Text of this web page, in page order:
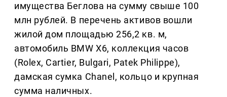
имущества Беглова на сумму свыше 100
млн рублей. В перечень активов вошли
жилой дом площадью 256,2 кв. м,
автомобиль BMW X6, коллекция часов
(Rolex, Cartier, Bulgari, Patek Philippe),
дамская сумка Chanel, кольцо и крупная
сумма наличных.